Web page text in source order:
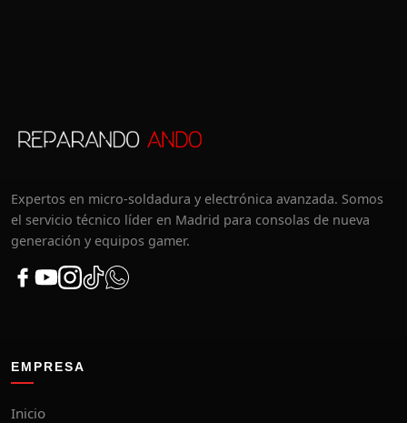
Expertos en micro-soldadura y electrónica avanzada. Somos
el servicio técnico líder en Madrid para consolas de nueva
generación y equipos gamer.
EMPRESA
Inicio